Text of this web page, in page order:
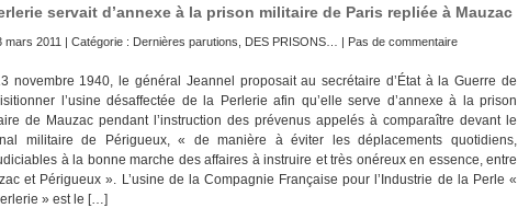
servait d’annexe à la prison militaire de Paris repliée à Mauzac
mars 2011 | Catégorie : Dernières parutions DES PRISONS… | Pas de commentaire
novembre 1940, le général Jeannel proposait au secrétaire d’État à la Guerre de
l’usine désaffectée de la Perlerie afin qu’elle serve d’annexe à la prison
de Mauzac pendant l’instruction des prévenus appelés à comparaître devant le
militaire de Périgueux, « de manière à éviter les déplacements quotidiens,
à la bonne marche des affaires à instruire et très onéreux en essence, entre
et Périgueux ». L’usine de la Compagnie Française pour l’Industrie de la Perle «
» est le […]